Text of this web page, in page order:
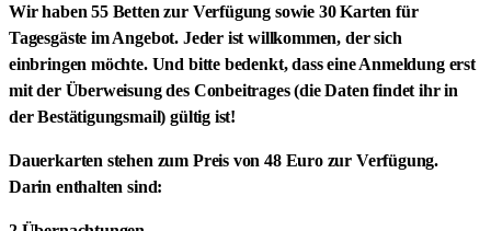
Wir haben 55 Betten zur Verfügung sowie 30 Karten für
Tagesgäste im Angebot. Jeder ist willkommen, der sich
einbringen möchte. Und bitte bedenkt, dass eine Anmeldung erst
mit der Überweisung des Conbeitrages (die Daten findet ihr in
der Bestätigungsmail) gültig ist!
Dauerkarten stehen zum Preis von 48 Euro zur Verfügung.
Darin enthalten sind: